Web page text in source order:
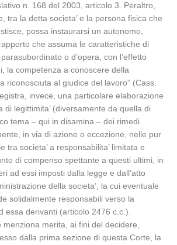
n. 168 del 2003, articolo 3. Peraltro,
tra la detta societa’ e la persona fisica che
possa instaurarsi un autonomo,
che assuma le caratteristiche di
o d’opera, con l’effetto
la competenza a conoscere della
riconosciuta al giudice del lavoro” (Cass.
invece, una particolare elaborazione
di legittimita’ (diversamente da quella di
tema – qui in disamina – dei rimedi
in via di azione o eccezione, nelle pur
tra societa’ a responsabilita’ limitata e
di compenso spettante a questi ultimi, in
ad essi imposti dalla legge e dall’atto
della societa’, la cui eventuale
solidalmente responsabili verso la
essa derivanti (articolo 2476 c.c.).
merita, ai fini del decidere,
dalla prima sezione di questa Corte, la